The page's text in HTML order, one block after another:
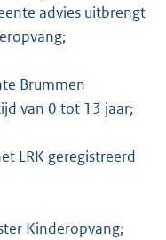
advies uitbrengt
Brummen
van 0 tot 13 jaar;
LRK geregistreerd
Kinderopvang;